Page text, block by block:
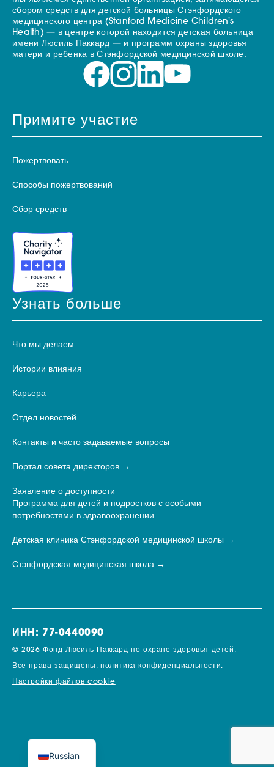
сбором средств для детской больницы Стэнфордского
медицинского центра (Stanford Medicine Children's
Health) — в центре которой находится детская больница
имени Люсиль Паккард — и программ охраны здоровья
матери и ребенка в Стэнфордской медицинской школе.
Примите участие
Пожертвовать
Способы пожертвований
Сбор средств
Узнать больше
Что мы делаем
Истории влияния
Карьера
Отдел новостей
Контакты и часто задаваемые вопросы
Портал совета директоров
Заявление о доступности
Программа для детей и подростков с особыми
потребностями в здравоохранении
Детская клиника Стэнфордской медицинской школы
Стэнфордская медицинская школа
ИНН: 77-0440090
© 2026 Фонд Люсиль Паккард по охране здоровья детей.
Все права защищены. политика конфиденциальности.
Настройки файлов cookie
Russian